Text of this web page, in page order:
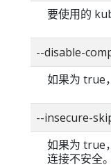
要使用的
--disable-
如果为 true
--insecure-
如果为 true
连接不安全。